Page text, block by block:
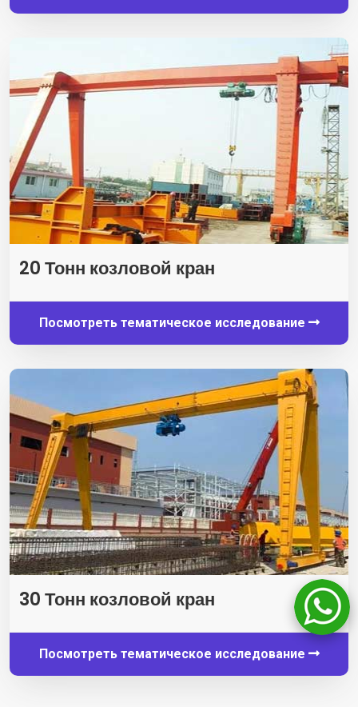
20 Тонн козловой кран
Посмотреть тематическое исследование
30 Тонн козловой кран
Посмотреть тематическое исследование